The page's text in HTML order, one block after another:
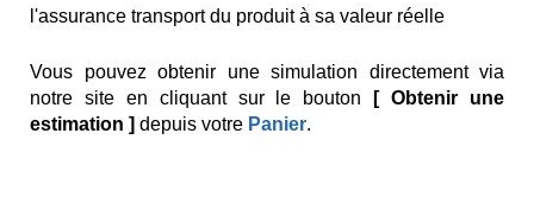
l'assurance transport du produit à sa valeur réelle
Vous pouvez obtenir une simulation directement via
notre site en cliquant sur le bouton
[ Obtenir une
estimation ] depuis votre Panier.